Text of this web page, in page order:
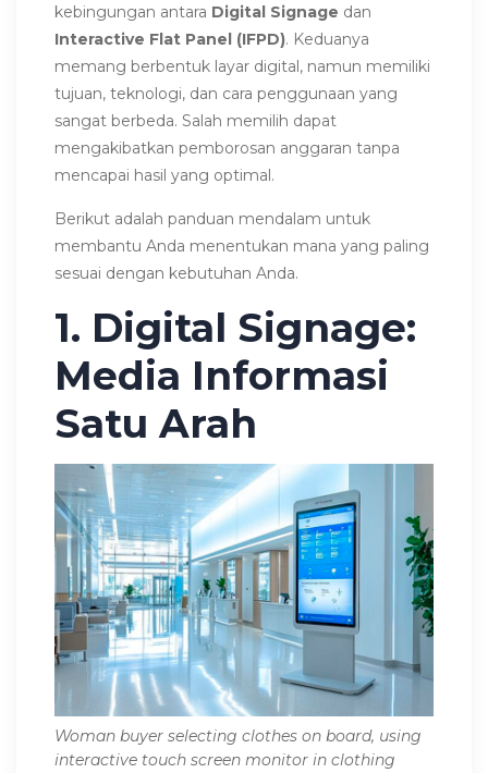
kebingungan antara Digital Signage dan
Interactive Flat Panel (IFPD). Keduanya
memang berbentuk layar digital, namun memiliki
tujuan, teknologi, dan cara penggunaan yang
sangat berbeda. Salah memilih dapat
mengakibatkan pemborosan anggaran tanpa
mencapai hasil yang optimal.
Berikut adalah panduan mendalam untuk
membantu Anda menentukan mana yang paling
sesuai dengan kebutuhan Anda.
1. Digital Signage:
Media Informasi
Satu Arah
Woman buyer selecting clothes on board, using
interactive touch screen monitor in clothing